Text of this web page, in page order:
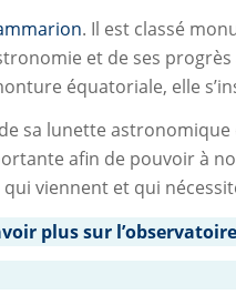
. Il est classé
et de ses
équatoriale, elle
sa lunette
afin de pouvoir à
viennent et qui
plus sur